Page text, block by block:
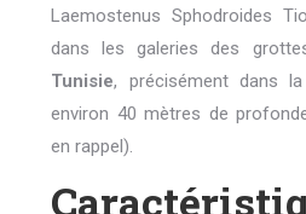
Laemostenus Sphodroides
dans les galeries des
Tunisie, précisément dans la
environ 40 mètres de
en rappel).